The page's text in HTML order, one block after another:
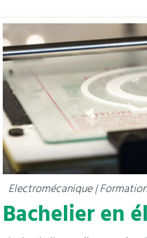
Electromécanique |
Bachelier en